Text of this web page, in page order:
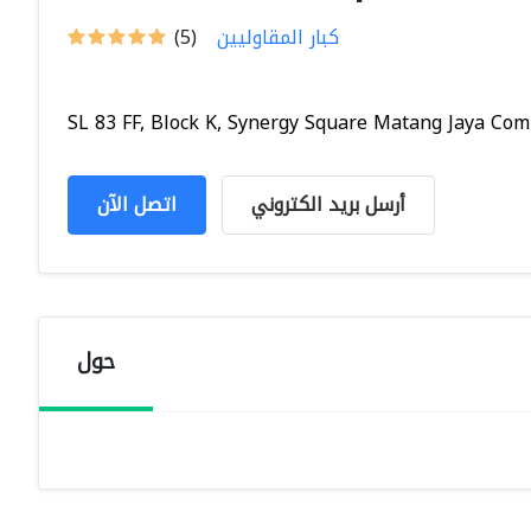
(5) كبار المقاوليين
SL 83 FF, Block K, Synergy Square Matang Jaya
اتصل الآن أرسل بريد الكتروني
حول